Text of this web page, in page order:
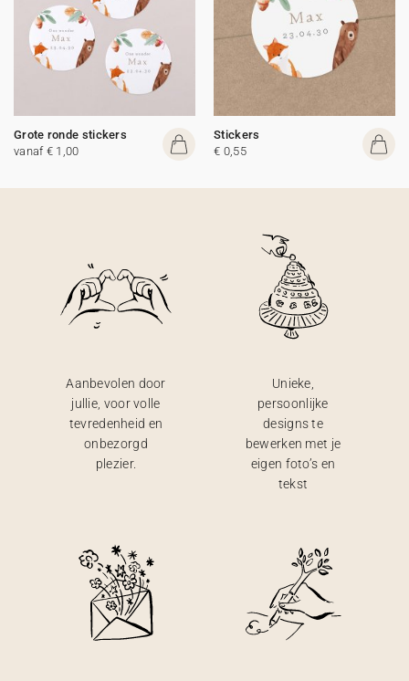
Grote ronde stickers
vanaf € 1,00
Stickers
€ 0,55
Aanbevolen door
jullie, voor volle
tevredenheid en
onbezorgd
plezier.
Unieke,
persoonlijke
designs te
bewerken met je
eigen foto’s en
tekst